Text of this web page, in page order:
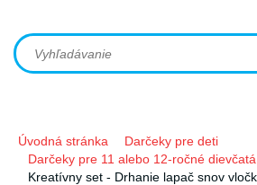
Úvodná stránka
Darčeky pre deti
Darčeky pre 11 alebo 12-ročné dievčatá
Kreatívny set - Drhanie lapač snov